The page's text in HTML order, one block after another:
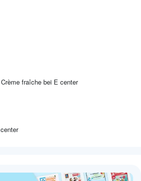
fraîche bei E center